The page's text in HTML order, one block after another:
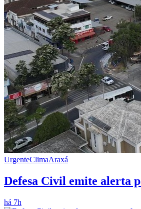
UrgenteClimaAraxá
Defesa Civil emite alerta
há 7h